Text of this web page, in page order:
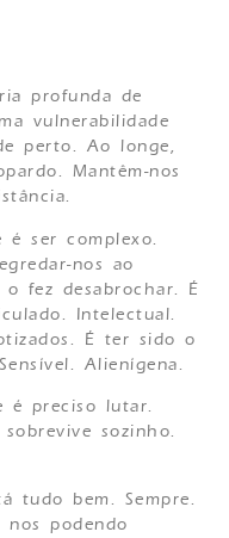
profunda de
vulnerabilidade
perto. Ao longe,
Mantêm-nos
é ser complexo.
nos ao
fez desabrochar. É
Intelectual.
É ter sido o
Alienígena.
é preciso lutar.
sozinho.
tudo bem. Sempre.
nos podendo